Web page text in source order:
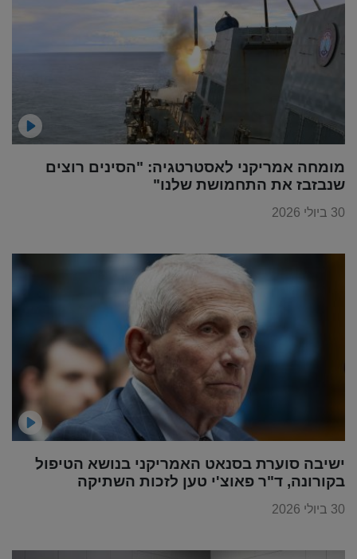
מומחה אמריקני לאסטרטגיה: "הסינים רוצים
שנבזבז את התחמושת שלנו"
30 ביולי 2026
ישיבה סוערת בסנאט האמריקני בנושא הטיפול
בקורונה, ד"ר פאוצ'י טען לזכות השתיקה
30 ביולי 2026